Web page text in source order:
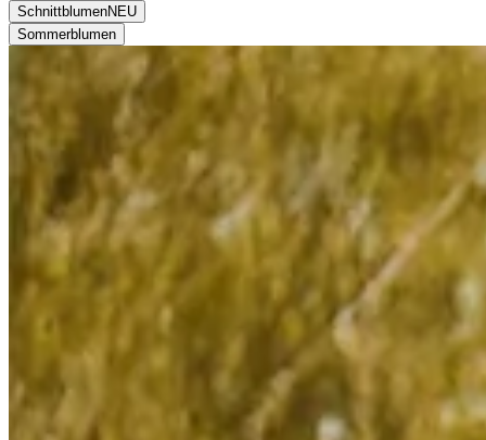
SchnittblumenNEU
Sommerblumen